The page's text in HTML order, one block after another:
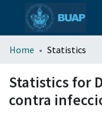
All of DSpace
Home Statistics
Statistics for
contra